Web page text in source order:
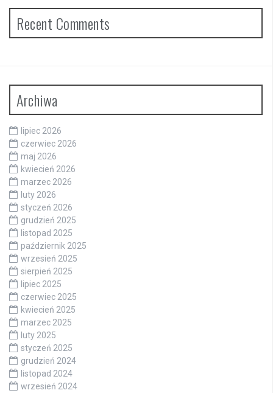
Recent Comments
Archiwa
lipiec 2026
czerwiec 2026
maj 2026
kwiecień 2026
marzec 2026
luty 2026
styczeń 2026
grudzień 2025
listopad 2025
październik 2025
wrzesień 2025
sierpień 2025
lipiec 2025
czerwiec 2025
kwiecień 2025
marzec 2025
luty 2025
styczeń 2025
grudzień 2024
listopad 2024
wrzesień 2024